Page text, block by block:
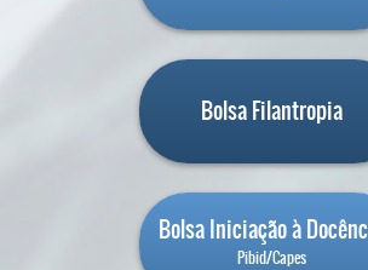
Bolsa Filantropia
Bolsa Iniciação à
Pibid/Capes